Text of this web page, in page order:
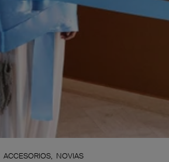
ACCESORIOS NOVIAS